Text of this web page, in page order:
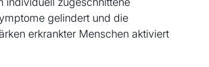
gelindert und die
erkrankter Menschen aktiviert